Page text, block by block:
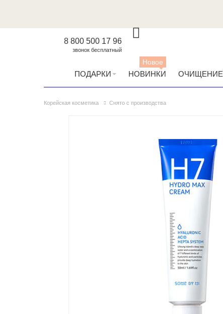
8 800 500 17 96
звонок бесплатный
ПОДАРКИ НОВИНКИ
Новое
ОЧИЩЕНИЕ
Корейская косметика Снято с производства